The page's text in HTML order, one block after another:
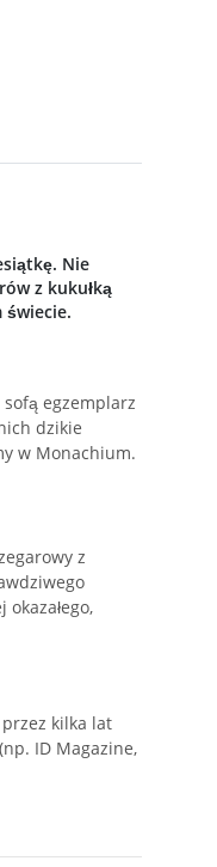
Nie
z kukułką
świecie.
egzemplarz
dzikie
w Monachium.
z
kilka lat
ID Magazine,